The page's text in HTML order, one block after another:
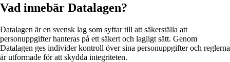
Vad innebär Datalagen?
Datalagen är en svensk lag som syftar till att säkerställa att
personuppgifter hanteras på ett säkert och lagligt sätt. Genom
Datalagen ges individer kontroll över sina personuppgifter och reglerna
är utformade för att skydda integriteten.